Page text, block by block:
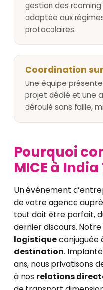
gestion des
adaptée aux
protocolaires.
Coordination
Une équipe
projet dédié et une
déroulé sans faille,
Pourquoi
MICE à
Un événement
de votre agence
tout doit être parfait,
dernier discours. Notre
logistiqueconjuguée
destination.
ans, nous privatisons
à nos relations